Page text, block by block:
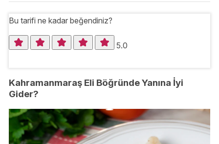
Bu tarifi ne kadar beğendiniz?
5.0
Kahramanmaraş Eli Böğründe Yanına İyi
Gider?